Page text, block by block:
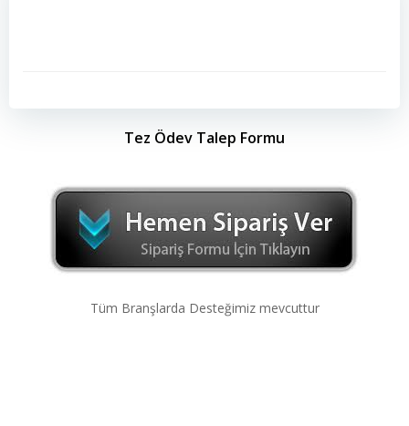
Tez Ödev Talep Formu
Tüm Branşlarda Desteğimiz mevcuttur